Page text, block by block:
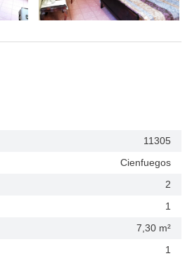
11305
Cienfuegos
2
1
7,30 m²
1